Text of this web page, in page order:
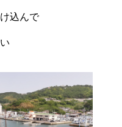
込んで